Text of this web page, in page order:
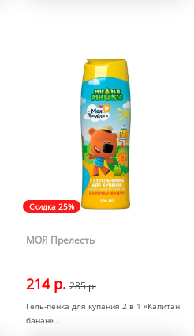
Скидка 25%
МОЯ Прелесть
214 р. 285 р.
Гель-пенка для купания 2 в 1 «Капитан
банан»